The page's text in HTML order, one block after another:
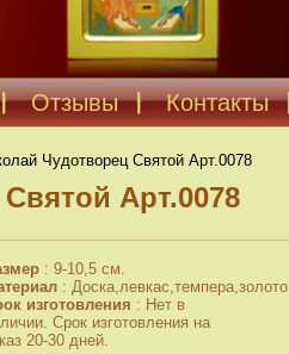
Отзывы Контакты
Чудотворец Святой Арт.0078
Арт.0078
: 9-10,5 см.
: Доска,левкас,темпера,золото
изготовления : Нет в
Срок изготовления на
20-30 дней.